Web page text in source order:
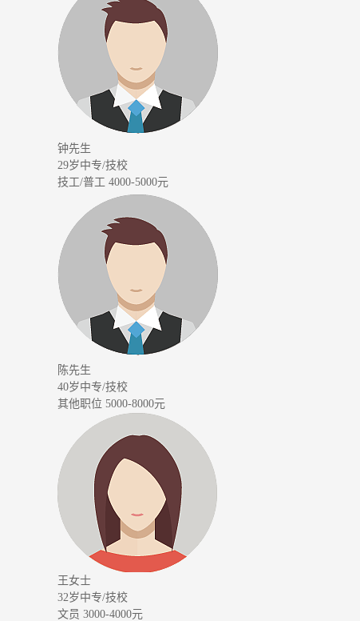
钟先生
29岁中专/技校
技工/普工 4000-5000元
陈先生
40岁中专/技校
其他职位 5000-8000元
王女士
32岁中专/技校
文员 3000-4000元